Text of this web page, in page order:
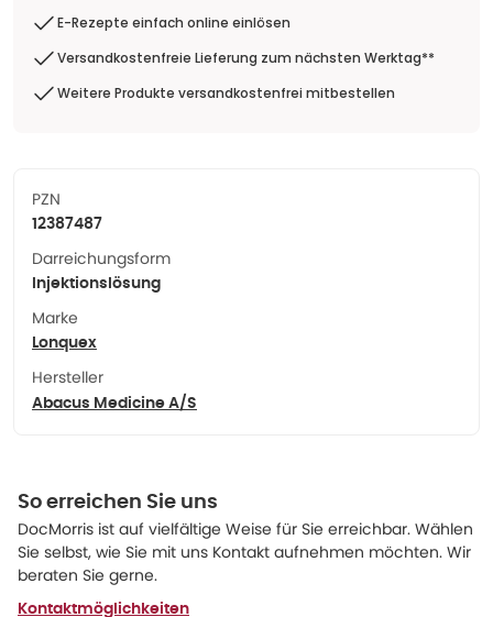
E-Rezepte einfach online einlösen
Versandkostenfreie Lieferung zum nächsten Werktag**
Weitere Produkte versandkostenfrei mitbestellen
PZN
12387487
Darreichungsform
Injektionslösung
Marke
Lonquex
Hersteller
Abacus Medicine A/S
So erreichen Sie uns
DocMorris ist auf vielfältige Weise für Sie erreichbar. Wählen
Sie selbst, wie Sie mit uns Kontakt aufnehmen möchten. Wir
beraten Sie gerne.
Kontaktmöglichkeiten